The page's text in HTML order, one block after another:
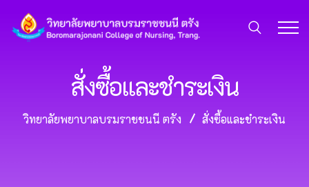
สั่งซื้อและชำระเงิน
วิทยาลัยพยาบาลบรมราชชนนี ตรัง สั่งซื้อและชำระเงิน